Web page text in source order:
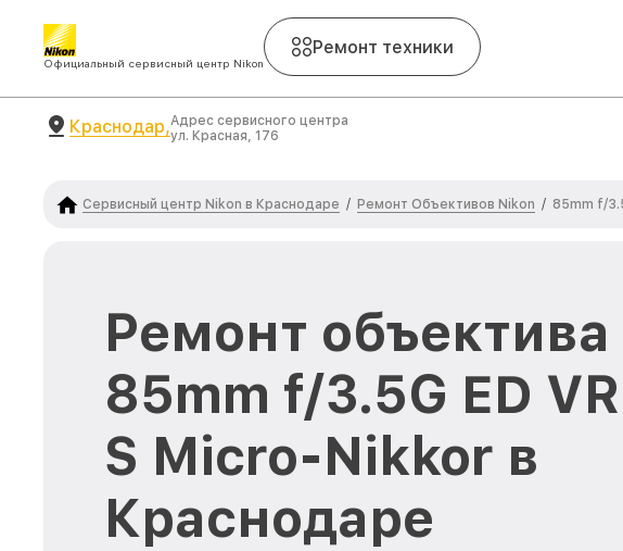
Официальный сервисный центр Nikon
Ремонт техники
Краснодар,Адрес сервисного центра
ул. Красная, 176
Сервисный центр Nikon в Краснодаре / Ремонт Объективов Nikon / 85mm f/
Ремонт объектива
85mm f/3.5G ED
S Micro-Nikkor в
Краснодаре